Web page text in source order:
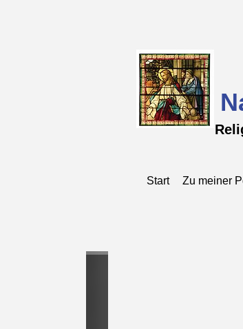
Start Zu meiner